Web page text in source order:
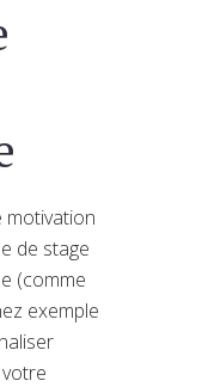
motivation
de stage
(comme
exemple